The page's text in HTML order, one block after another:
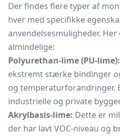
Der findes flere typer af
hver med specifikke
anvendelsesmuligheder.
almindelige:
Polyurethan-lime (PU-lime):
ekstremt stærke bindinger
og temperaturforandringer.
industrielle og private
Akrylbasis-lime: Dette er
der har lavt VOC-niveau og